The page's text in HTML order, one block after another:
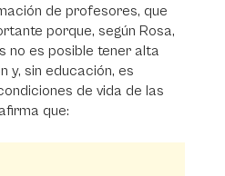
de profesores, que
porque, según Rosa,
no es posible tener alta
y, sin educación, es
de vida de las
que: